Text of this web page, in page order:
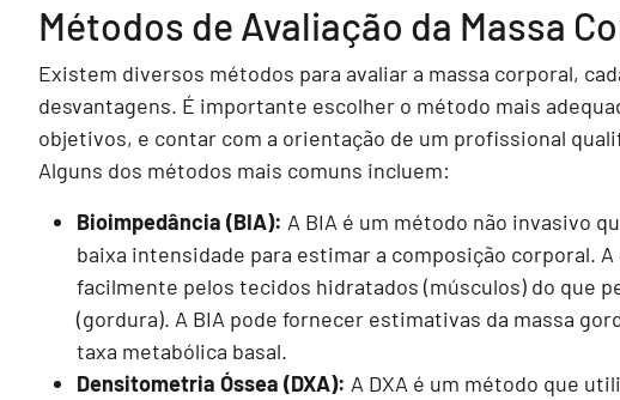
Métodos de Avaliação da Massa
Existem diversos métodos para avaliar a massa corporal,
desvantagens. É importante escolher o método mais
objetivos, e contar com a orientação de um profissional
Alguns dos métodos mais comuns incluem:
Bioimpedância (BIA): A BIA é um método não invasivo
baixa intensidade para estimar a composição corporal.
facilmente pelos tecidos hidratados (músculos) do que
(gordura). A BIA pode fornecer estimativas da massa
taxa metabólica basal.
Densitometria Óssea (DXA): A DXA é um método que